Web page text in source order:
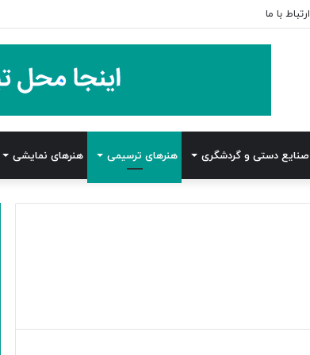
ارتباط با ما
صنایع دستی و گردشگری هنرهای ترسیمی هنرهای نمایشی